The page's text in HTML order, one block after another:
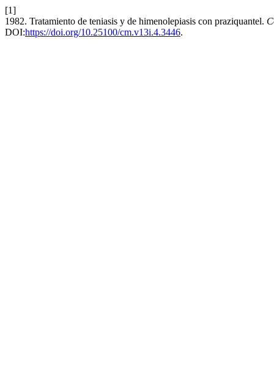
[1]
1982. Tratamiento de teniasis y de himenolepiasis con praziquantel.
DOI:https://doi.org/10.25100/cm.v13i.4.3446.